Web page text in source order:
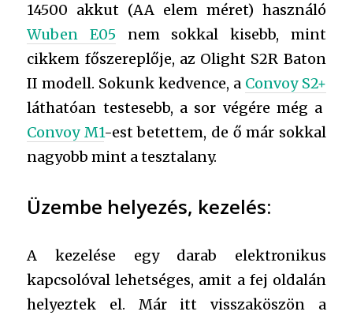
14500 akkut (AA elem méret) használó
Wuben E05 nem sokkal kisebb, mint
cikkem főszereplője, az Olight S2R Baton
II modell. Sokunk kedvence, a Convoy S2+
láthatóan testesebb, a sor végére még a
Convoy M1-est betettem, de ő már sokkal
nagyobb mint a tesztalany.
Üzembe helyezés, kezelés:
A kezelése egy darab elektronikus
kapcsolóval lehetséges, amit a fej oldalán
helyeztek el. Már itt visszaköszön a